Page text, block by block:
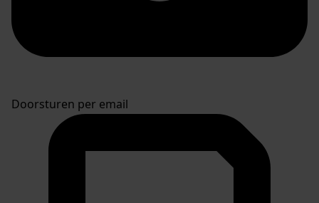
Doorsturen per email